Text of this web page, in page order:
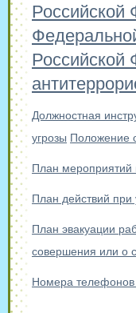
Российской
Российской
Должностная
угрозы Положение
План мероприятий
План действий при
План эвакуации
совершения или о
Номера